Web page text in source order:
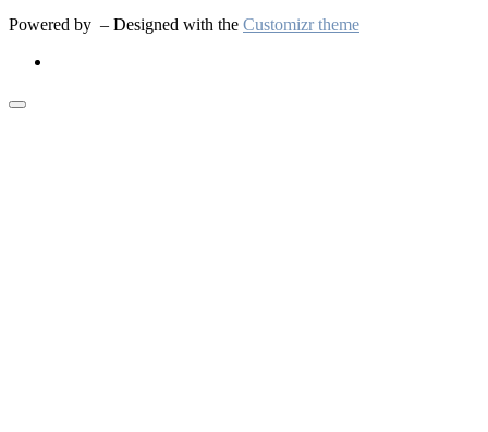
Powered by – Designed with the Customizr theme